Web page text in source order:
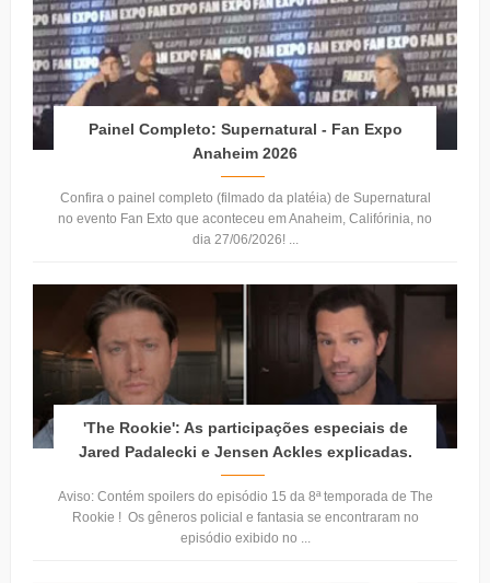
Painel Completo: Supernatural - Fan Expo
Anaheim 2026
Confira o painel completo (filmado da platéia) de Supernatural
no evento Fan Exto que aconteceu em Anaheim, Califórinia, no
dia 27/06/2026! ...
'The Rookie': As participações especiais de
Jared Padalecki e Jensen Ackles explicadas.
Aviso: Contém spoilers do episódio 15 da 8ª temporada de The
Rookie ! Os gêneros policial e fantasia se encontraram no
episódio exibido no ...